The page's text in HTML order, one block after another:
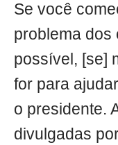
Se você
problema dos
possível, [se]
for para
o presidente.
divulgadas